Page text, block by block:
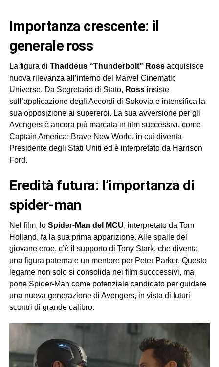
importanza crescente: il
generale ross
La figura di Thaddeus “Thunderbolt” Rossacquisisce
nuova rilevanza all’interno del Marvel Cinematic
Universe. Da Segretario di Stato, Rossinsiste
sull’applicazione degli Accordi di Sokovia e intensifica la
sua opposizione ai supereroi. La sua avversione per gli
Avengers è ancora più marcata in film successivi, come
Captain America: Brave New World, in cui diventa
Presidente degli Stati Uniti ed è interpretato da Harrison
Ford.
eredità futura: l’importanza di
spider-man
Nel film, lo Spider-Man del MCU, interpretato da Tom
Holland, fa la sua prima apparizione. Alle spalle del
giovane eroe, c’è il supporto di Tony Stark, che diventa
una figura paterna e un mentore per Peter Parker. Questo
legame non solo si consolida nei film succcessivi, ma
pone Spider-Man come potenziale candidato per guidare
una nuova generazione di Avengers, in vista di futuri
scontri di grande calibro.